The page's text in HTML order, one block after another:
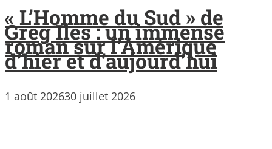
« L’Homme du Sud » de
Greg Iles : un immense
roman sur l’Amérique
d’hier et d’aujourd’hui
1 août 202630 juillet 2026